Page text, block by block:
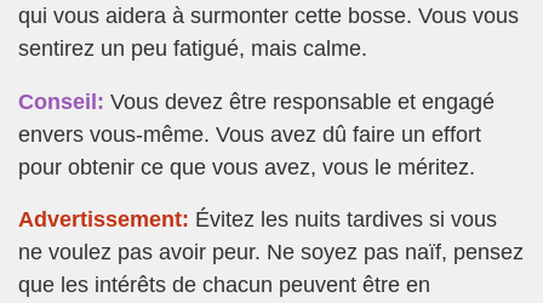
qui vous aidera à surmonter cette bosse. Vous vous
sentirez un peu fatigué, mais calme.
Conseil: Vous devez être responsable et engagé
envers vous-même. Vous avez dû faire un effort
pour obtenir ce que vous avez, vous le méritez.
Advertissement: Évitez les nuits tardives si vous
ne voulez pas avoir peur. Ne soyez pas naïf, pensez
que les intérêts de chacun peuvent être en